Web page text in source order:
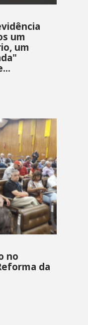
um
um
no
da